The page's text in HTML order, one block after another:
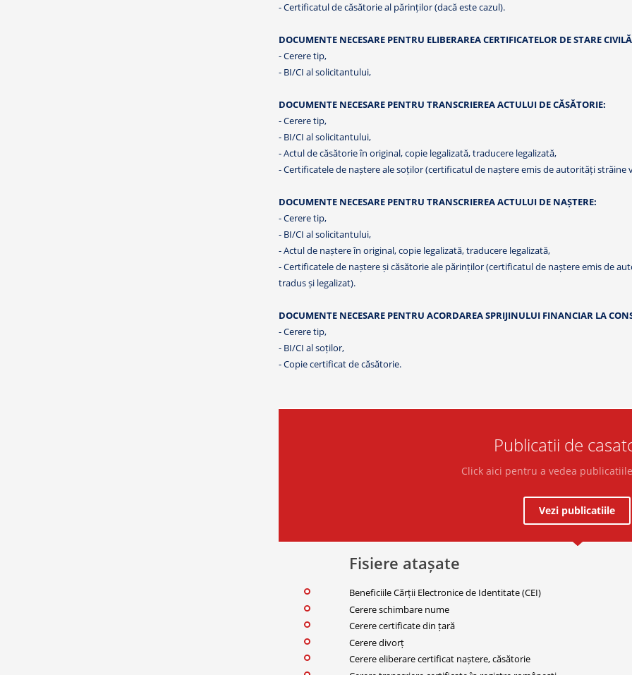
- Certificatul de căsătorie al părinților (dacă este cazul).
DOCUMENTE NECESARE PENTRU ELIBERAREA CERTIFICATELOR DE STARE
- Cerere tip,
- BI/CI al solicitantului,
DOCUMENTE NECESARE PENTRU TRANSCRIEREA ACTULUI DE CĂSĂTORIE:
- Cerere tip,
- BI/CI al solicitantului,
- Actul de căsătorie în original, copie legalizată, traducere legalizată,
- Certificatele de naștere ale soților (certificatul de naștere emis de autorități străine
DOCUMENTE NECESARE PENTRU TRANSCRIEREA ACTULUI DE NAȘTERE:
- Cerere tip,
- BI/CI al solicitantului,
- Actul de naștere în original, copie legalizată, traducere legalizată,
- Certificatele de naștere și căsătorie ale părinților (certificatul de naștere emis de
tradus și legalizat).
DOCUMENTE NECESARE PENTRU ACORDAREA SPRIJINULUI FINANCIAR LA
- Cerere tip,
- BI/CI al soților,
- Copie certificat de căsătorie.
Publicatii de
Click aici pentru a vedea
Vezi publicatiile
Fisiere atașate
Beneficiile Cărții Electronice de Identitate (CEI)
Cerere schimbare nume
Cerere certificate din țară
Cerere divorț
Cerere eliberare certificat naștere, căsătorie